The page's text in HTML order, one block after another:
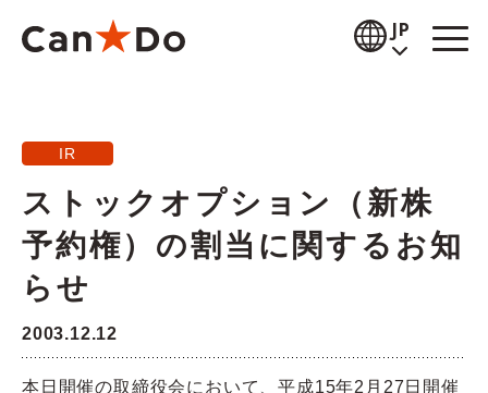
JP
お知らせ
商品情報
店舗検索
採用情報
IR
ストックオプション（新株
予約権）の割当に関するお知
らせ
2003.12.12
本日開催の取締役会において、平成15年2月27日開催